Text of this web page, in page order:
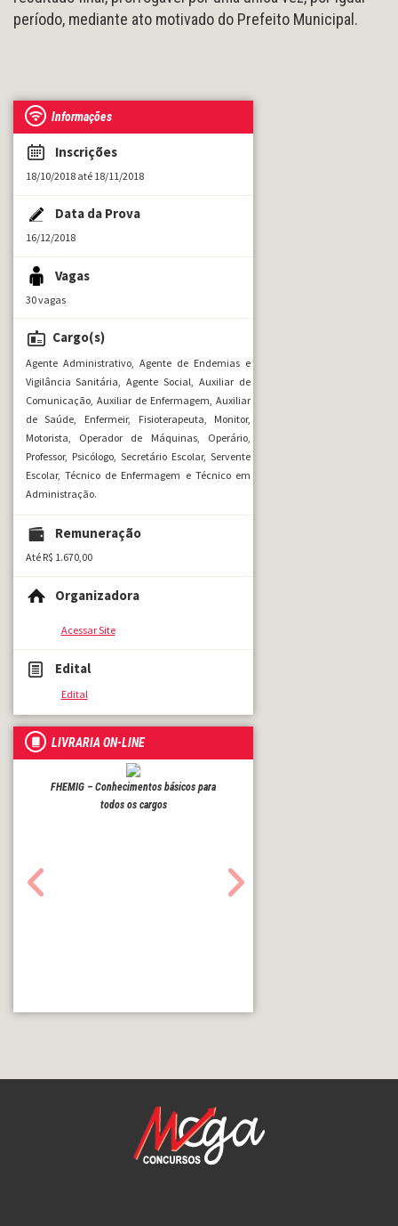
período, mediante ato motivado do Prefeito Municipal.
Informações
Inscrições
18/10/2018 até 18/11/2018
Data da Prova
16/12/2018
Vagas
30 vagas
Cargo(s)
Agente Administrativo, Agente de Endemias e
Vigilância Sanitária, Agente Social, Auxiliar de
Comunicação, Auxiliar de Enfermagem, Auxiliar
de Saúde, Enfermeir, Fisioterapeuta, Monitor,
Motorista, Operador de Máquinas, Operário,
Professor, Psicólogo, Secretário Escolar, Servente
Escolar, Técnico de Enfermagem e Técnico em
Administração.
Remuneração
Até R$ 1.670,00
Organizadora
Acessar Site
Edital
Edital
LIVRARIA ON-LINE
FHEMIG – Conhecimentos básicos para
todos os cargos